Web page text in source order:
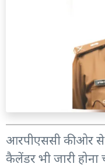
आरपीएससी की ओर से
कैलेंडर भी जारी